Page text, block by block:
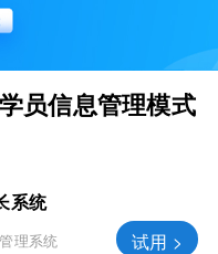
员信息管理模式
系统
理系统
试用 >